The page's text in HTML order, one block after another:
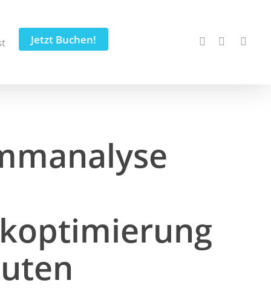
Jetzt Buchen!